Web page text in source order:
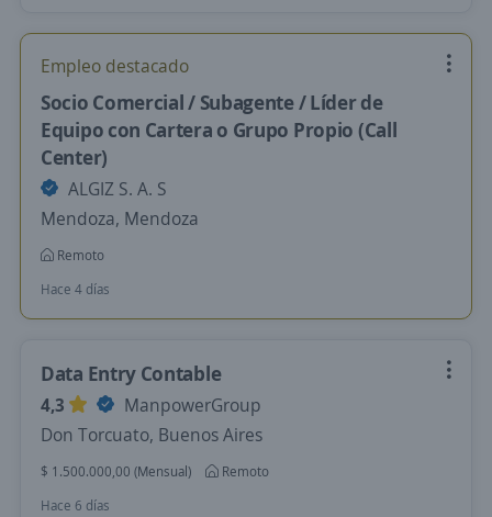
Empleo destacado
Socio Comercial / Subagente / Líder de
Equipo con Cartera o Grupo Propio (Call
Center)
ALGIZ S. A. S
Mendoza, Mendoza
Remoto
Hace 4 días
Data Entry Contable
4,3
ManpowerGroup
Don Torcuato, Buenos Aires
$ 1.500.000,00 (Mensual)
Remoto
Hace 6 días